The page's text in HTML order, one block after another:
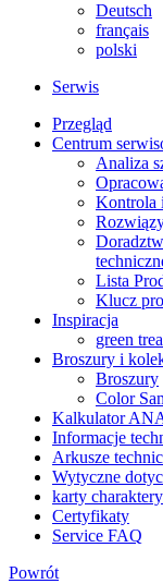
Deutsch
français
polski
Serwis
Przegląd
Centrum
Analiza
Kontrola
Lista
Klucz
Inspiracja
green
Broszury i
Broszury
Color
Kalkulator
Informacje
Arkusze
Wytyczne
karty
Certyfikaty
Service FAQ
Powrót